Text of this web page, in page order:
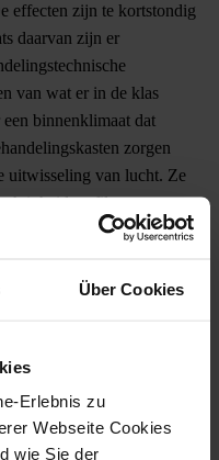
Über Cookies
Erlebnis zu
Webseite Cookies
wie Sie der
effecten zijn te kortstondig
daarvan zijn er
van wat er in de klas
binnenklimaat dat
zorgen
uitwisseling van lucht. Ze
en filteren
systemen
waarop robatherm